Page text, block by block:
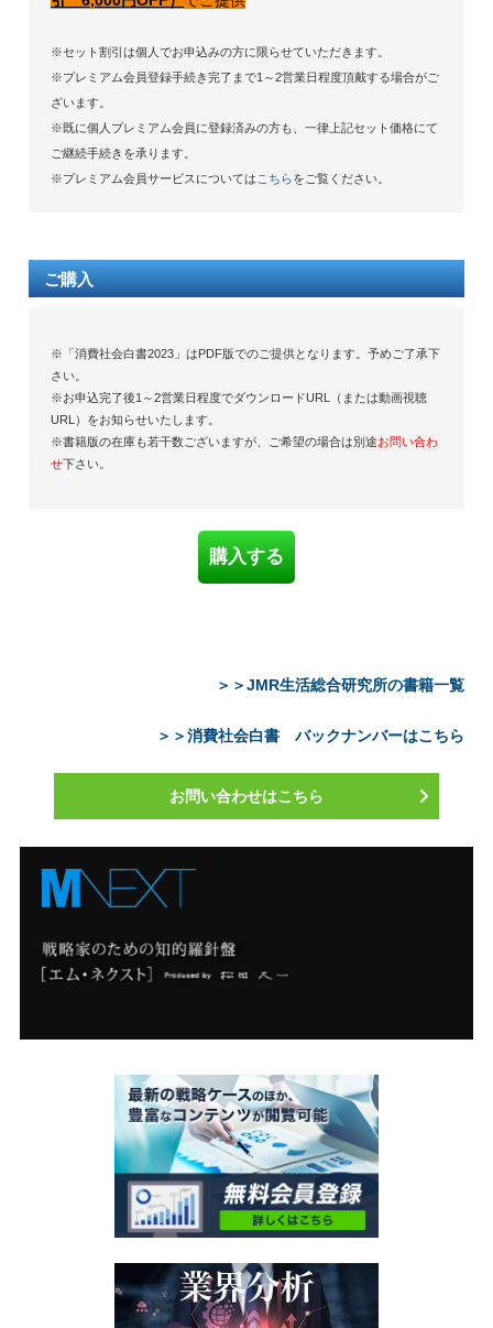
※セット割引は個人でお申込みの方に限らせていただきます。
※プレミアム会員登録手続き完了まで1～2営業日程度頂戴する場合がご
ざいます。
※既に個人プレミアム会員に登録済みの方も、一律上記セット価格にて
ご継続手続きを承ります。
※プレミアム会員サービスについては こちらをご覧ください。
ご購入
※「消費社会白書2023」はPDF版でのご提供となります。予めご了承下
さい。
※お申込完了後1～2営業日程度でダウンロードURL（または動画視聴
URL）をお知らせいたします。
※書籍版の在庫も若干数ございますが、ご希望の場合は別途お問い合わ
せ下さい。
購入する
＞＞JMR生活総合研究所の書籍一覧
＞＞消費社会白書 バックナンバーはこちら
お問い合わせはこちら